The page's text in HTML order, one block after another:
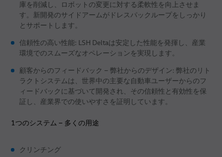
庫を削減し、ロボットの変更に対する柔軟性を向上させま
す。新開発のサイドアームがドレスパックループをしっかり
とサポートします。
信頼性の高い性能: LSH Deltaは安定した性能を発揮し、産業
環境でのスムーズなオペレーションを実現します。
顧客からのフィードバック – 弊社からのデザイン: 弊社のリト
ラクトシステムは、世界中の主要な自動車ユーザーからのフ
ィードバックに基づいて開発され、その信頼性と有効性を保
証し、産業界での使いやすさを証明しています。
1つのシステム – 多くの用途
クリンチング